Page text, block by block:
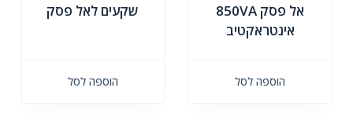
אל פסק 850VA
אינטראקטיב
הוספה לסל
שקעים לאל פסק
הוספה לסל